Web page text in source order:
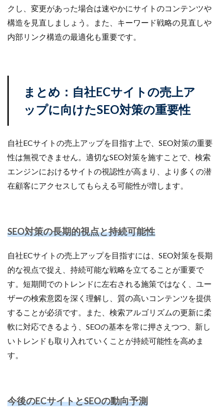
クし、変更があった場合は速やかにサイトのコンテンツや
構造を見直しましょう。また、キーワード戦略の見直しや
内部リンク構造の最適化も重要です。
まとめ：自社ECサイトの売上ア
ップに向けたSEO対策の重要性
自社ECサイトの売上アップを目指す上で、SEO対策の重要
性は無視できません。適切なSEO対策を施すことで、検索
エンジンにおけるサイトの視認性が高まり、より多くの潜
在顧客にアクセスしてもらえる可能性が増します。
SEO対策の長期的視点と持続可能性
自社ECサイトの売上アップを目指すには、SEO対策を長期
的な視点で捉え、持続可能な戦略を立てることが重要で
す。短期間でのトレンドに左右される施策ではなく、ユー
ザーの検索意図を深く理解し、質の高いコンテンツを提供
することが必須です。また、検索アルゴリズムの更新に柔
軟に対応できるよう、SEOの基本を常に押さえつつ、新し
いトレンドも取り入れていくことが持続可能性を高めま
す。
今後のECサイトとSEOの動向予測